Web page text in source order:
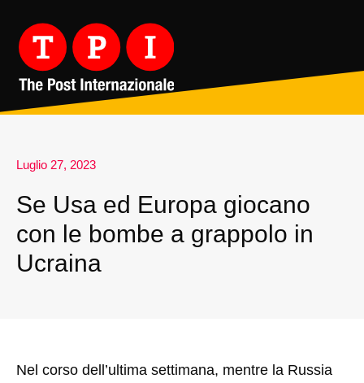
Luglio 27, 2023
Se Usa ed Europa giocano
con le bombe a grappolo in
Ucraina
Nel corso dell’ultima settimana, mentre la Russia